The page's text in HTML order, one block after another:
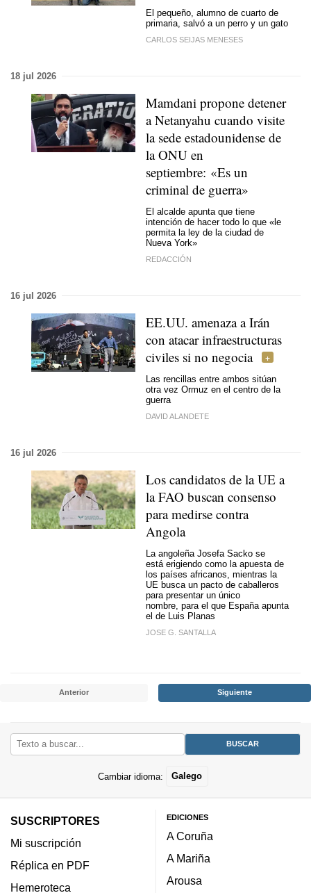
El pequeño, alumno de cuarto de
primaria, salvó a un perro y un gato
CARLOS SEIJAS MENESES
18 jul 2026
Mamdani propone detener
a Netanyahu cuando visite
la sede estadounidense de
la ONU en
septiembre: «Es un
criminal de guerra»
El alcalde apunta que tiene
intención de hacer todo lo que «le
permita la ley de la ciudad de
Nueva York»
REDACCIÓN
16 jul 2026
EE.UU. amenaza a Irán
con atacar infraestructuras
civiles si no negocia
Las rencillas entre ambos sitúan
otra vez Ormuz en el centro de la
guerra
DAVID ALANDETE
16 jul 2026
Los candidatos de la UE a
la FAO buscan consenso
para medirse contra
Angola
La angoleña Josefa Sacko se
está erigiendo como la apuesta de
los países africanos, mientras la
UE busca un pacto de caballeros
para presentar un único
nombre, para el que España apunta
el de Luis Planas
JOSE G. SANTALLA
Anterior Siguiente
Cambiar idioma: Galego
SUSCRIPTORES
Mi suscripción
Réplica en PDF
Hemeroteca
EDICIONES
A Coruña
A Mariña
Arousa